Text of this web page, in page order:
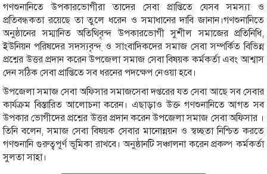
গণশুনানিতে উপকারভোগীরা তাদের সেবা প্রাপ্তিতে যেসব সমস্যা ও
প্রতিবন্ধকতা রয়েছে তা তুলে ধরেন ও সমাধানের দাবি জানান।গণশুনানিতে
অনুষ্ঠানের সম্মানিত অতিথিবৃন্দ উপকারভোগী সুশীল সমাজের প্রতিনিধি,
ইউনিয়ন পরিষদের সদস্যবৃন্দ্ ও সাংবাদিকদের সমাজ সেবা সম্পর্কিত বিভিন্ন
প্রশ্নের উত্তর প্রদান করেন উপজেলা সমাজ সেবা বিষয়ক কর্মকর্তা এবং আশ্বাস
দেন সঠিক সেবা প্রাপ্তিতে সব ধরনের পদক্ষেপ নেওয়া হবে।
উপজেলা সমাজ সেবা অফিসার সমাজসেবা দপ্তরের যত সেবা আছে সব সেবার
কার্যক্রম বিস্তারিত আলোচনা করেন। এছাড়াও উক্ত গণশুনানিতে আগত সব
উপকার ভোগীদের প্রশ্নের উত্তর প্রদান করেন উপজেলা সমাজ সেবা অফিসার ।
তিনি বলেন, সমাজ সেবা বিষয়ক সেবার মানোন্নয়ন ও স্বচ্ছতা নিশ্চিত করতে
গণশুনানি গুরুত্বপূর্ণ ভূমিকা রাখবে। অনুষ্ঠানটি সঞ্চালনা করেন প্রকল্প কর্মকর্তা
সুলতা সাহা।